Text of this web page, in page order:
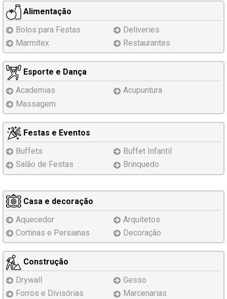
Alimentação
Bolos para Festas
Deliveries
Marmitex
Restaurantes
Esporte e Dança
Academias
Acupuntura
Massagem
Festas e Eventos
Buffets
Buffet Infantil
Salão de Festas
Brinquedo
Casa e decoração
Aquecedor
Arquitetos
Cortinas e Persianas
Decoração
Construção
Drywall
Gesso
Forros e Divisórias
Marcenarias